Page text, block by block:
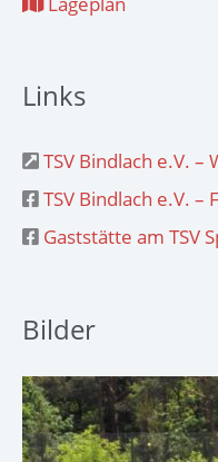
Links
TSV Bindlach e.V. –
TSV Bindlach e.V. –
Gaststätte am TSV
Bilder